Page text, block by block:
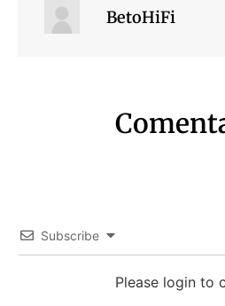
BetoHiFi
Subscribe
Please login to